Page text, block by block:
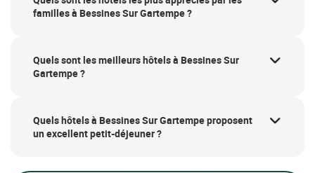
familles à Bessines Sur Gartempe ?
Quels sont les meilleurs hôtels à Bessines Sur
Gartempe ?
Quels hôtels à Bessines Sur Gartempe proposent
un excellent petit-déjeuner ?